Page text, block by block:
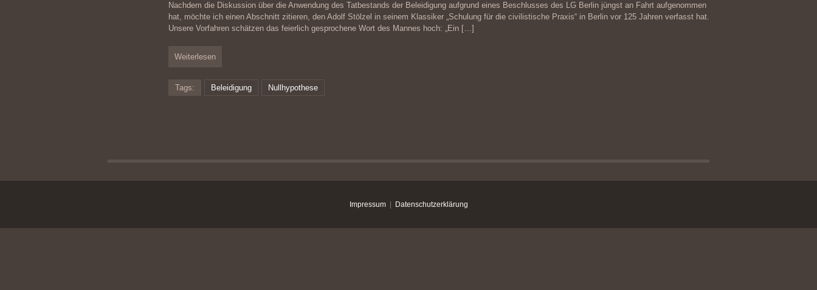
Nachdem die Diskussion über die Anwendung des Tatbestands der Beleidigung aufgrund eines Beschlusses des LG Berlin jüngst an Fahrt aufgenommen
hat, möchte ich einen Abschnitt zitieren, den Adolf Stölzel in seinem Klassiker „Schulung für die civilistische Praxis“ in Berlin vor 125 Jahren verfasst hat.
Unsere Vorfahren schätzen das feierlich gesprochene Wort des Mannes hoch: „Ein […]
Weiterlesen
Tags: Beleidigung Nullhypothese
Impressum| Datenschutzerklärung